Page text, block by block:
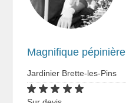
Magnifique pépinière
Jardinier Brette-les-Pins